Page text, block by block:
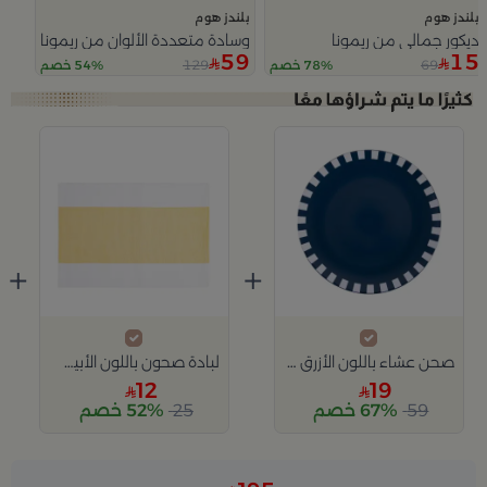
بلندز هوم
ديكور جمالي من ريمونا
15
69 78% خصم
بلندز هوم
وسادة متعددة الألوان من ريمونا
59
129 54% خصم
Slide 1 of 2
صحن عشاء باللون الأزرق من ريمونا
19
59 67% خصم
+
لبادة صحون باللون الأبيص و الأصفر من اورورا
12
25 52% خصم
+